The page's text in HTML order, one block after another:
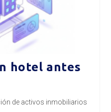
hotel antes
de activos inmobiliarios